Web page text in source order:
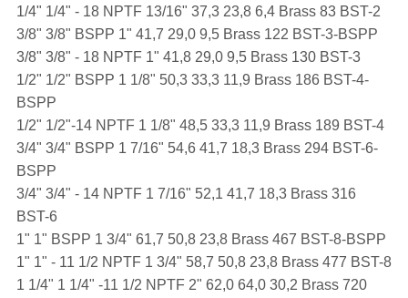
1/4" 1/4" - 18 NPTF 13/16" 37,3 23,8 6,4 Brass 83 BST-2
3/8" 3/8" BSPP 1" 41,7 29,0 9,5 Brass 122 BST-3-BSPP
3/8" 3/8" - 18 NPTF 1" 41,8 29,0 9,5 Brass 130 BST-3
1/2" 1/2" BSPP 1 1/8" 50,3 33,3 11,9 Brass 186 BST-4-
BSPP
1/2" 1/2"-14 NPTF 1 1/8" 48,5 33,3 11,9 Brass 189 BST-4
3/4" 3/4" BSPP 1 7/16" 54,6 41,7 18,3 Brass 294 BST-6-
BSPP
3/4" 3/4" - 14 NPTF 1 7/16" 52,1 41,7 18,3 Brass 316
BST-6
1" 1" BSPP 1 3/4" 61,7 50,8 23,8 Brass 467 BST-8-BSPP
1" 1" - 11 1/2 NPTF 1 3/4" 58,7 50,8 23,8 Brass 477 BST-8
1 1/4" 1 1/4" -11 1/2 NPTF 2" 62,0 64,0 30,2 Brass 720